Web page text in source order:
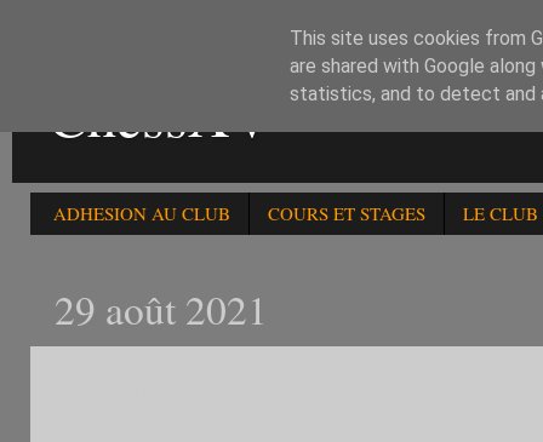
ChessXV
ADHESION AU CLUB COURS ET STAGES LE CLUB
29 août 2021
This site uses cookies from
are shared with Google
statistics, and to detect and